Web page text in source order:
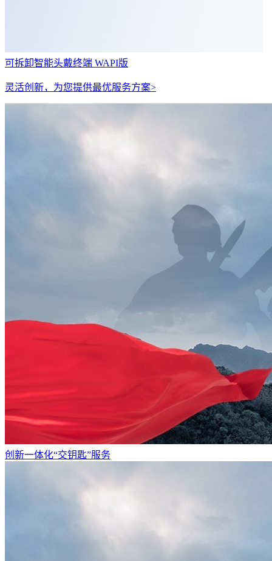
可拆卸智能头戴终端 WAPI版
灵活创新，为您提供最优服务方案>
创新一体化“交钥匙”服务